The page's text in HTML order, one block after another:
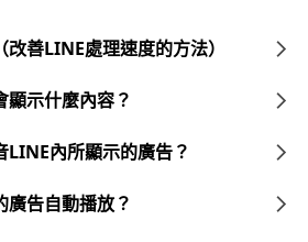
善LINE處理速度的方法）
顯示什麼內容？
內所顯示的廣告？
廣告自動播放？